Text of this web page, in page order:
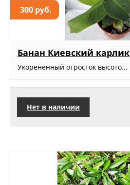
300 руб.
Банан Киевский карлик
Укорененный отросток высото...
Нет в наличии